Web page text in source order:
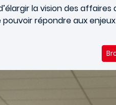
la vision des
pouvoir répondre aux